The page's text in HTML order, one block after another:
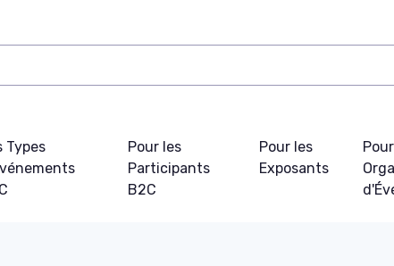
Types
Pour les
Participants
B2C
Pour les
Exposants